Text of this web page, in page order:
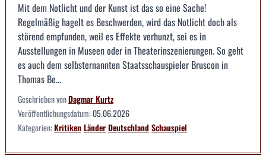
Mit dem Notlicht und der Kunst ist das so eine Sache!
Regelmäßig hagelt es Beschwerden, wird das Notlicht doch als
störend empfunden, weil es Effekte verhunzt, sei es in
Ausstellungen in Museen oder in Theaterinszenierungen. So geht
es auch dem selbsternannten Staatsschauspieler Bruscon in
Thomas Be...
Geschrieben vonDagmar Kurtz
Veröffentlichungsdatum:05.06.2026
Kategorien:KritikenLänderDeutschlandSchauspiel